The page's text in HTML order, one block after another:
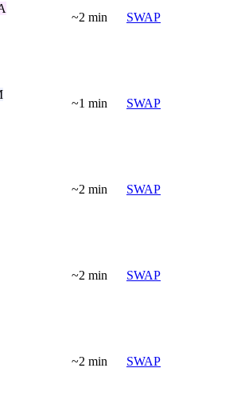
~2 min SWAP
~1 min SWAP
~2 min SWAP
~2 min SWAP
~2 min SWAP